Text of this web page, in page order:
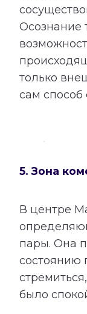
Осознание
только
сам
5. Зона
В центре
пары. Она
состоянию
было